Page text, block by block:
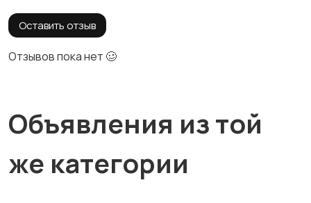
Оставить отзыв
Отзывов пока нет 🥴
Объявления из той
же категории